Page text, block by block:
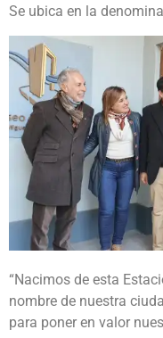
Se ubica en la
“Nacimos de esta
nombre de nuestra
para poner en valor